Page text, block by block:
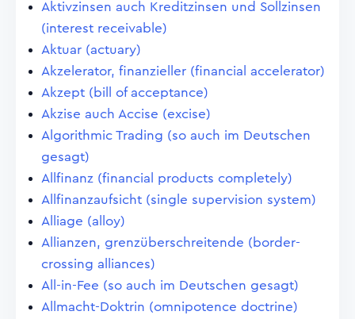
Aktivzinsen auch Kreditzinsen und Sollzinsen
(interest receivable)
Aktuar (actuary)
Akzelerator, finanzieller (financial accelerator)
Akzept (bill of acceptance)
Akzise auch Accise (excise)
Algorithmic Trading (so auch im Deutschen
gesagt)
Allfinanz (financial products completely)
Allfinanzaufsicht (single supervision system)
Alliage (alloy)
Allianzen, grenzüberschreitende (border-
crossing alliances)
All-in-Fee (so auch im Deutschen gesagt)
Allmacht-Doktrin (omnipotence doctrine)